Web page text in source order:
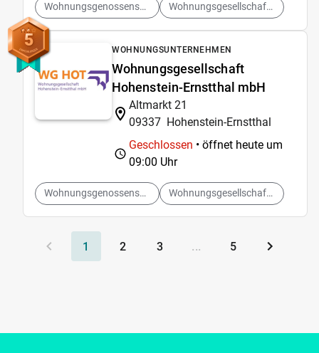
Wohnungsgenossenschaften Wohnungsgesellschaften
5 WOHNUNGSUNTERNEHMEN
Wohnungsgesellschaft
Hohenstein-Ernstthal mbH
Altmarkt 21
09337 Hohenstein-Ernstthal
Geschlossen • öffnet heute um
09:00 Uhr
Wohnungsgenossenschaften Wohnungsgesellschaften
1 2 3 ... 5